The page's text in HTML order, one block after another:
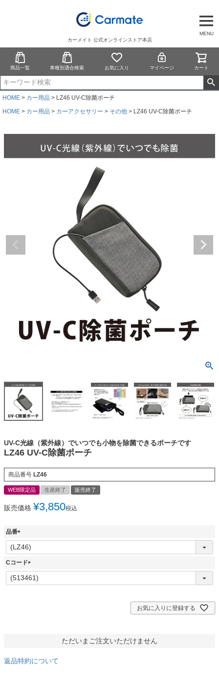
MENU
カーメイト 公式オンラインストア本店
商品一覧 車種別適合検索 お気に入り マイページ カート
HOME カー用品
LZ46 UV-C除菌ポーチ
HOME
カー用品 カーアクセサリー その他 LZ46 UV-C除菌ポーチ
UV-C光線（紫外線）でいつでも小物を除菌できるポーチです
LZ46 UV-C除菌ポーチ
商品番号 LZ46
WEB限定品 生産終了 販売終了
販売価格 ¥3,850税込
品番
(
必
須
Cコード
(
必
お気に入りに登録する
ただいまご注文いただけません
返品特約について